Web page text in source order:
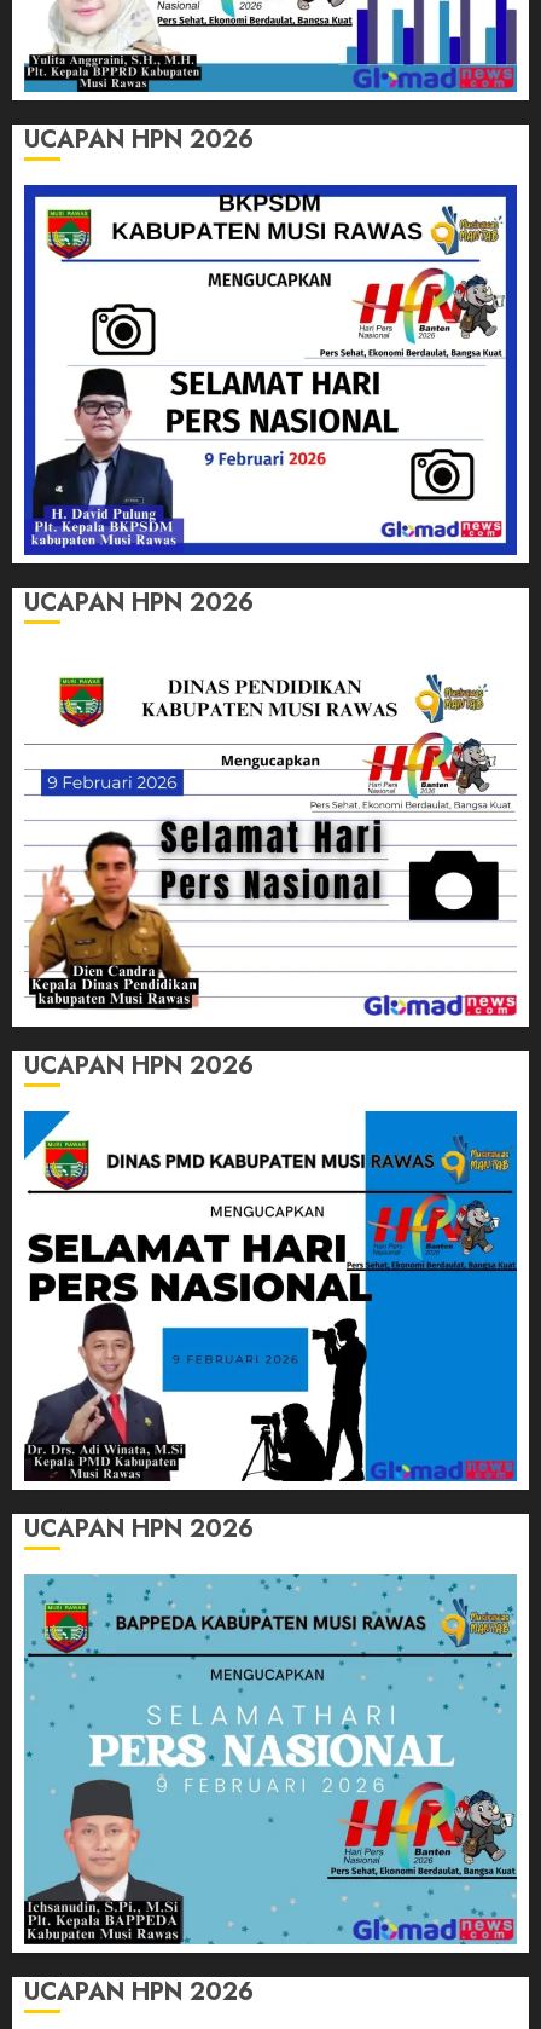
UCAPAN HPN 2026
UCAPAN HPN 2026
UCAPAN HPN 2026
UCAPAN HPN 2026
UCAPAN HPN 2026